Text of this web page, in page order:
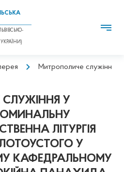
Митрополиче служіння у
У
ЛІТУРГІЯ
У
КАФЕДРАЛЬНОМУ